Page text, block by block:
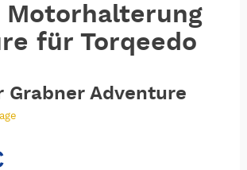
Motorhalterung
für Torqeedo
Grabner Adventure